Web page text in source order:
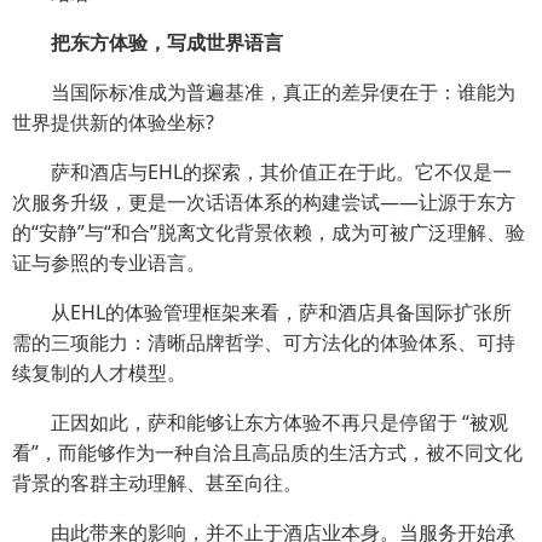
把东方体验，写成世界语言
当国际标准成为普遍基准，真正的差异便在于：谁能为
世界提供新的体验坐标?
萨和酒店与EHL的探索，其价值正在于此。它不仅是一
次服务升级，更是一次话语体系的构建尝试——让源于东方
的“安静”与“和合”脱离文化背景依赖，成为可被广泛理解、验
证与参照的专业语言。
从EHL的体验管理框架来看，萨和酒店具备国际扩张所
需的三项能力：清晰品牌哲学、可方法化的体验体系、可持
续复制的人才模型。
正因如此，萨和能够让东方体验不再只是停留于 “被观
看”，而能够作为一种自洽且高品质的生活方式，被不同文化
背景的客群主动理解、甚至向往。
由此带来的影响，并不止于酒店业本身。当服务开始承